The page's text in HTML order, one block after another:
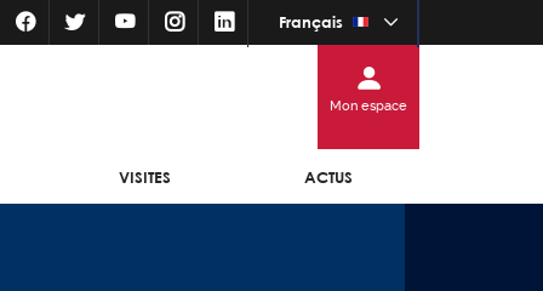
Français
Mon espace
VISITES ACTUS